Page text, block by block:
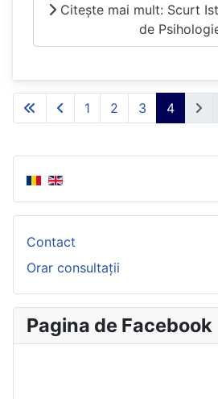
Citește mai mult: Scurt
de
1 2 3 4
Contact
Orar consultații
Pagina de Facebook